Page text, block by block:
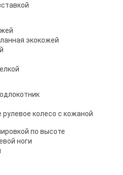
экокожей
колесо с кожаной
по высоте
ноги